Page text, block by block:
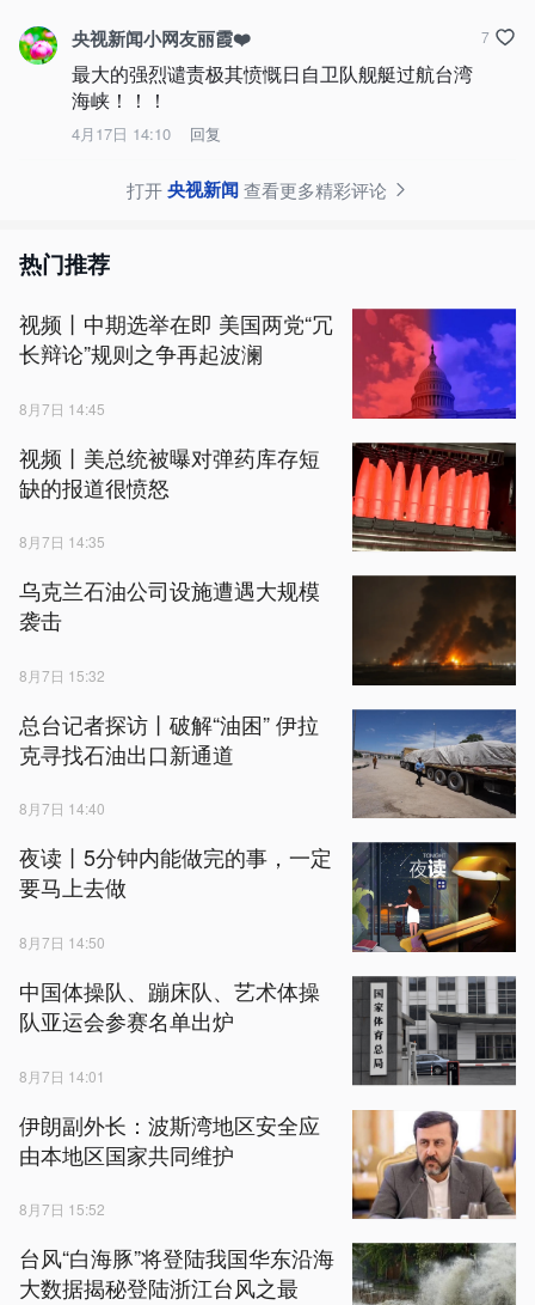
央视新闻小网友丽霞❤️
最大的强烈谴责极其愤慨日自卫队舰艇过航台湾
海峡！！！
4月17日 14:10 回复
7
打开央视新闻查看更多精彩评论
热门推荐
视频丨中期选举在即 美国两党“冗
长辩论”规则之争再起波澜
8月7日 14:45
视频丨美总统被曝对弹药库存短
缺的报道很愤怒
8月7日 14:35
乌克兰石油公司设施遭遇大规模
袭击
8月7日 15:32
总台记者探访丨破解“油困” 伊拉
克寻找石油出口新通道
8月7日 14:40
夜读丨5分钟内能做完的事，一定
要马上去做
8月7日 14:50
中国体操队、蹦床队、艺术体操
队亚运会参赛名单出炉
8月7日 14:01
伊朗副外长：波斯湾地区安全应
由本地区国家共同维护
8月7日 15:52
台风“白海豚”将登陆我国华东沿海
大数据揭秘登陆浙江台风之最